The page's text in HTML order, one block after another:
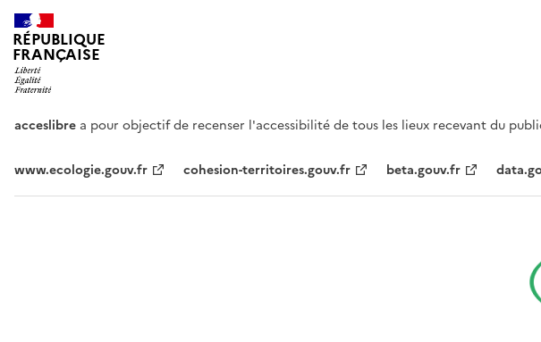
RÉPUBLIQUE
FRANÇAISE
acceslibre a pour objectif de recenser l'accessibilité de tous les lieux recevant du
www.ecologie.gouv.fr cohesion-territoires.gouv.fr beta.gouv.fr